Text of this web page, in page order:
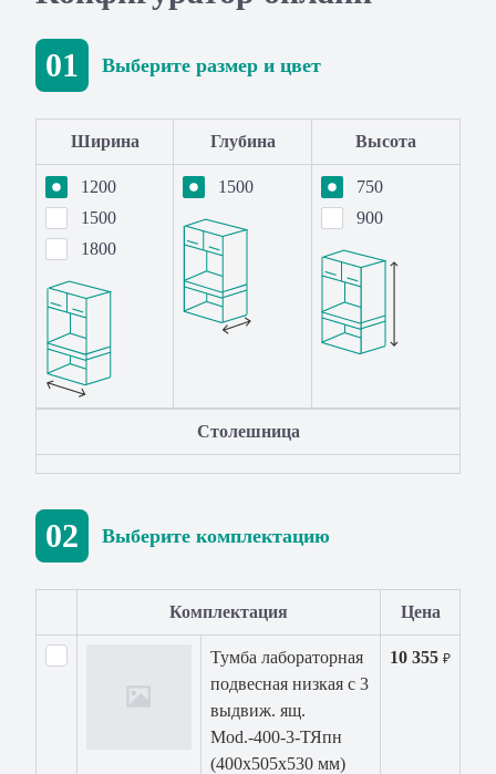
01
Выберите размер и цвет
Ширина Глубина Высота
1200
1500
1800
1500
750
900
Столешница
02 Выберите комплектацию
Комплектация Цена
Тумба лабораторная
подвесная низкая с 3
выдвиж. ящ.
Mod.-400-3-ТЯпн
(400х505х530 мм)
10 355 ₽